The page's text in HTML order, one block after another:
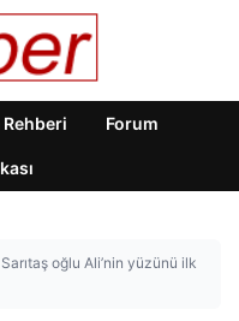
Rehberi Forum
oğlu Ali’nin yüzünü ilk